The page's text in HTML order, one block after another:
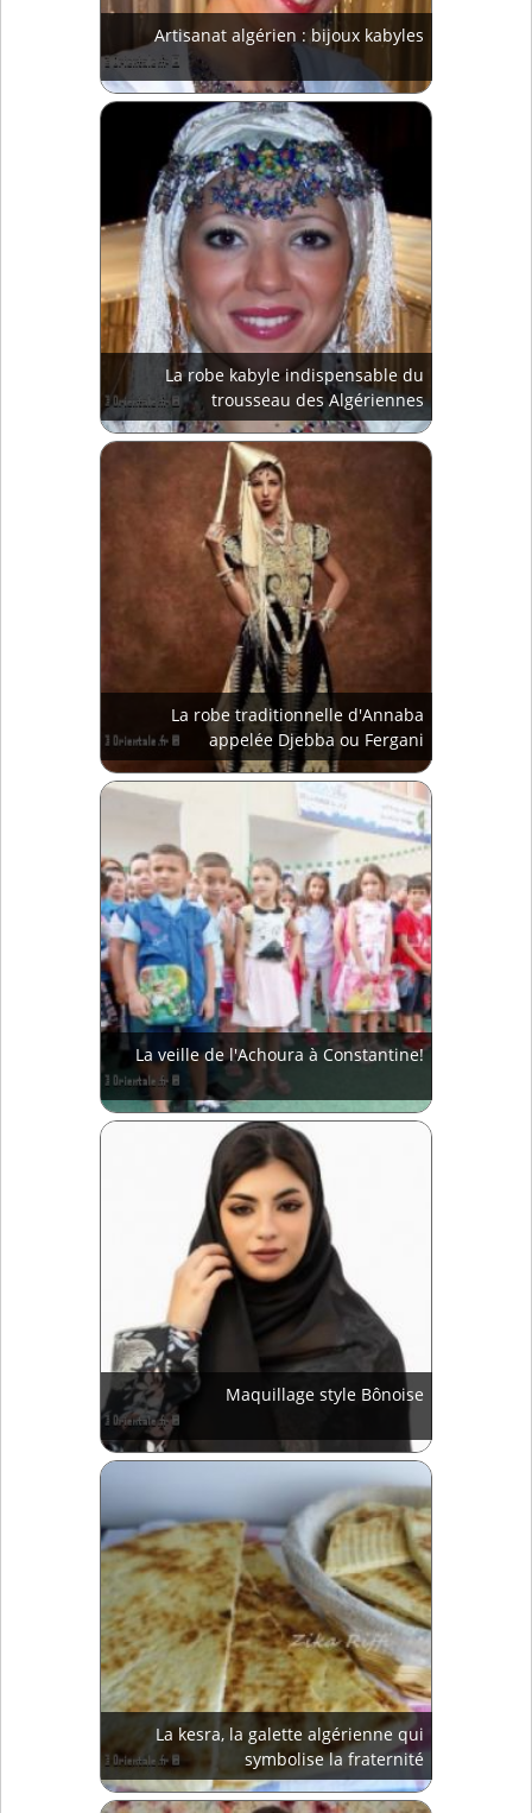
Artisanat algérien : bijoux kabyles
La robe kabyle indispensable du
trousseau des Algériennes
La robe traditionnelle d'Annaba
appelée Djebba ou Fergani
La veille de l'Achoura à Constantine!
Maquillage style Bônoise
La kesra, la galette algérienne qui
symbolise la fraternité